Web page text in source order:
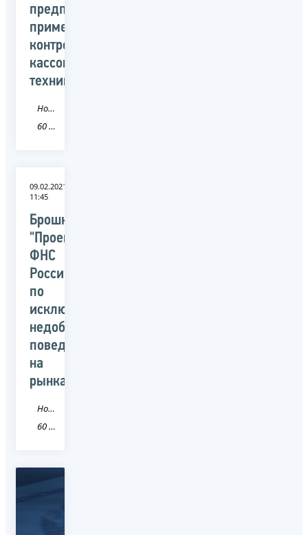
предприниматели,
применяющие
контрольно-
кассовую
технику
Новость
60 Псковская область
09.02.2021
11:45
Брошюра
"Проект
ФНС
России
по
исключению
недобросовестного
поведения
на
рынках"
Новость
60 Псковская область